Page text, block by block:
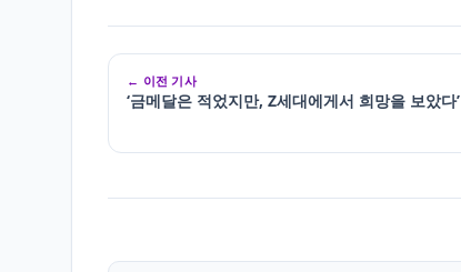
← 이전 기사
‘금메달은 적었지만, Z세대에게서 희망을 보았다’